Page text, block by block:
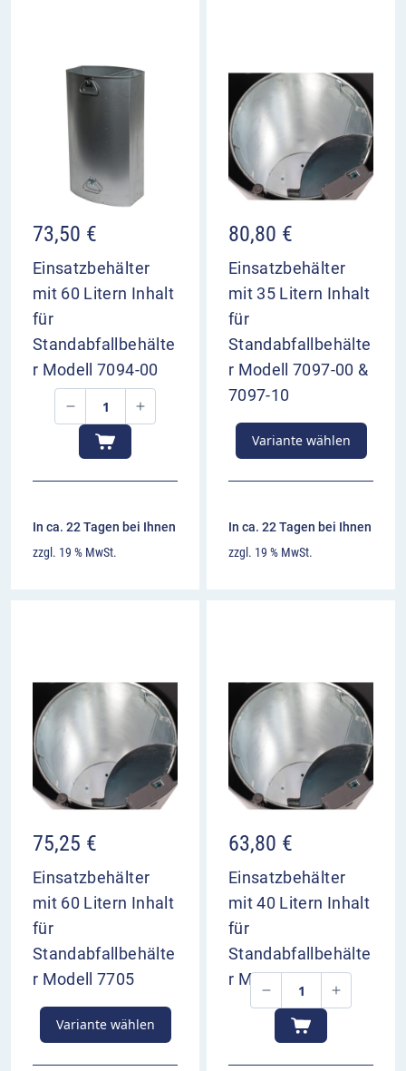
73,50 €
Einsatzbehälter
mit 60 Litern Inhalt
für
Standabfallbehälte
r Modell 7094-00
In ca. 22 Tagen bei Ihnen
zzgl. 19 % MwSt.
80,80 €
Einsatzbehälter
mit 35 Litern Inhalt
für
Standabfallbehälte
r Modell 7097-00 &
7097-10
Variante wählen
In ca. 22 Tagen bei Ihnen
zzgl. 19 % MwSt.
75,25 €
Einsatzbehälter
mit 60 Litern Inhalt
für
Standabfallbehälte
r Modell 7705
Variante wählen
63,80 €
Einsatzbehälter
mit 40 Litern Inhalt
für
Standabfallbehälte
r Modell 7707